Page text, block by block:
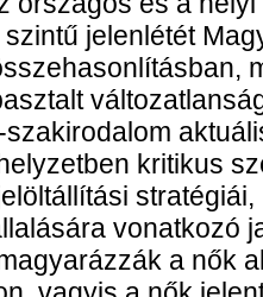
jelenlétét
kritikus
vonatkozó
a nők